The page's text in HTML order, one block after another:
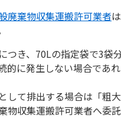
廃棄物収集運搬許可業者
つき、70Lの指定袋で3
的に発生しない場合であ
して排出する場合は「
物収集運搬許可業者へ委